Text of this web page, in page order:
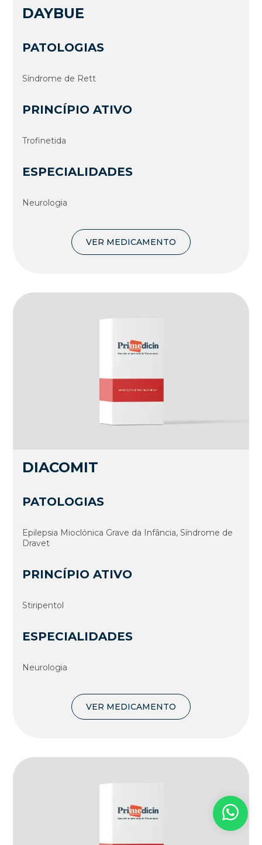
DAYBUE
PATOLOGIAS
Síndrome de Rett
PRINCÍPIO ATIVO
Trofinetida
ESPECIALIDADES
Neurologia
VER MEDICAMENTO
DIACOMIT
PATOLOGIAS
Epilepsia Mioclónica Grave da Infância, Síndrome de
Dravet
PRINCÍPIO ATIVO
Stiripentol
ESPECIALIDADES
Neurologia
VER MEDICAMENTO